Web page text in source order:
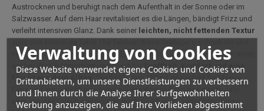
Verwaltung von Cookies
Diese Website verwendet eigene Cookies und Cookies von
Drittanbietern, um unsere Dienstleistungen zu verbessern
und Ihnen durch die Analyse Ihrer Surfgewohnheiten
Werbung anzuzeigen, die auf Ihre Vorlieben abgestimmt
Austrocknen und beruhigt nach dem Aufenthalt in der Sonne oder im
Salzwasser. Auf dem Haar revitalisiert es die Längen, bändigt Frizz und
verleiht intensiven Glanz. Dank seiner leichten, nicht fettenden Textur
hinterlässt ein samtiges Gefühl. Es verwandelt jede Anwendung in einen
echten Wohlfühlmoment und sorgt für
Sanftheit, Komfort und eine
Flucht aus dem Alltag.
Die Größe von 150 ml ist perfekt für Monoi-
Fans und ermöglicht eine regelmäßige Anwendung das ganze Jahr
über, um das Urlaubsvergnügen auch im Alltag zu verlängern. Diese